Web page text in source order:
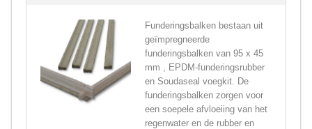
Funderingsbalken bestaan uit
geïmpregneerde
funderingsbalken van 95 x 45
mm , EPDM-funderingsrubber
en Soudaseal voegkit. De
funderingsbalken zorgen voor
een soepele afvloeiing van het
regenwater en de rubber en